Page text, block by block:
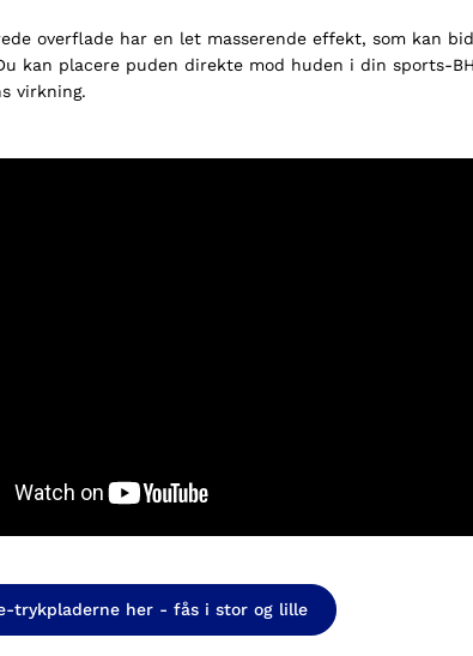
overflade har en let masserende effekt, som kan
kan placere puden direkte mod huden i din sports-
virkning.
trykpladerne her - fås i stor og lille